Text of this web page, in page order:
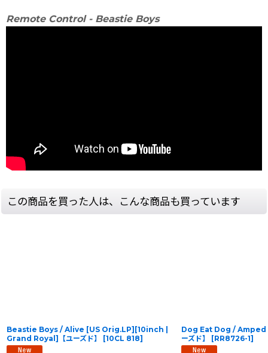
Remote Control - Beastie Boys
この商品を買った人は、こんな商品も買っています
Beastie Boys / Alive [US Orig.LP][10inch |
Grand Royal]【ユーズド】
[10CL 818]
Dog Eat Dog / Amped
ーズド】
[RR8726-1]